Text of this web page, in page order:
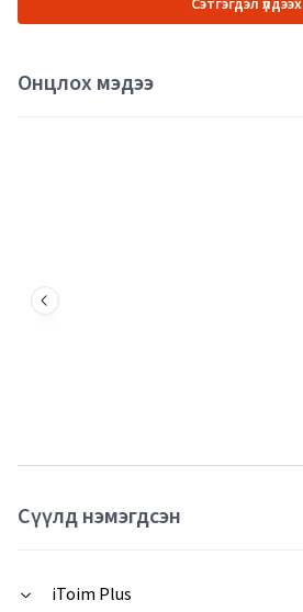
Онцлох мэдээ
Сүүлд нэмэгдсэн
iToim Plus